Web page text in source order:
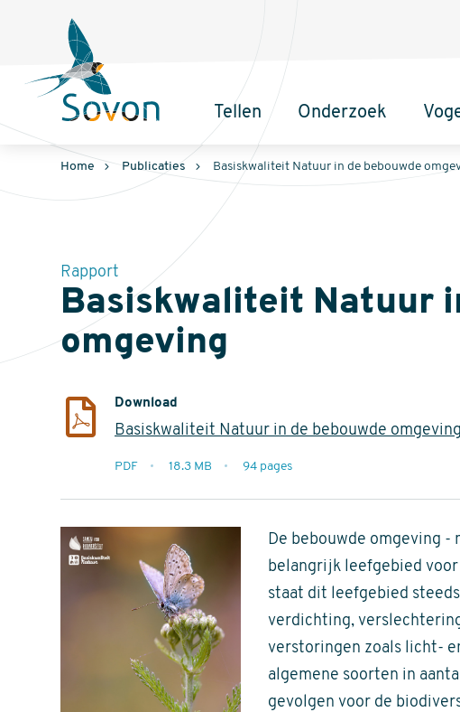
Hoofdnavigatie
Tellen Onderzoek
Home Publicaties Basiskwaliteit Natuur in de bebouwde
Rapport
Basiskwaliteit Natuur
omgeving
Download
Basiskwaliteit Natuur in de bebouwde omgeving
extensie
PDF
18.3 MB
94 pages
De bebouwde omgeving -
belangrijk leefgebied
staat dit leefgebied
verdichting,
verstoringen zoals licht-
algemene soorten in
gevolgen voor de